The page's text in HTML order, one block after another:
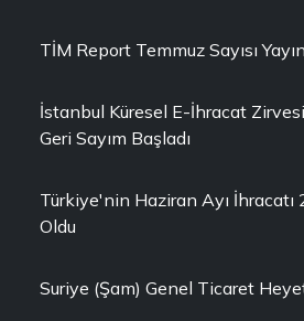
TİM Report Temmuz Sayısı
İstanbul Küresel E-İhracat
Geri Sayım Başladı
Türkiye'nin Haziran Ayı İhracatı
Oldu
Suriye (Şam) Genel Ticaret